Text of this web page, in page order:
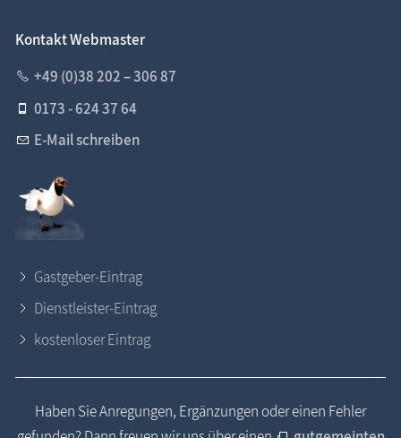
Kontakt Webmaster
+49 (0)38 202 – 306 87
0173 - 624 37 64
E-Mail schreiben
Gastgeber-Eintrag
Dienstleister-Eintrag
kostenloser Eintrag
Haben Sie Anregungen, Ergänzungen oder einen Fehler